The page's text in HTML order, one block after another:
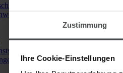
Zustimmung
Ihre Cookie-Einstellungen